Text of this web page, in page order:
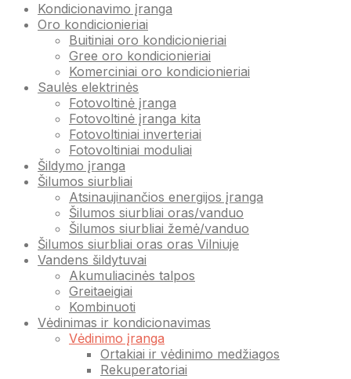
Kondicionavimo įranga
Oro kondicionieriai
Buitiniai oro kondicionieriai
Gree oro kondicionieriai
Komerciniai oro kondicionieriai
Saulės elektrinės
Fotovoltinė įranga
Fotovoltinė įranga kita
Fotovoltiniai inverteriai
Fotovoltiniai moduliai
Šildymo įranga
Šilumos siurbliai
Atsinaujinančios energijos įranga
Šilumos siurbliai oras/vanduo
Šilumos siurbliai žemė/vanduo
Šilumos siurbliai oras oras Vilniuje
Vandens šildytuvai
Akumuliacinės talpos
Greitaeigiai
Kombinuoti
Vėdinimas ir kondicionavimas
Vėdinimo įranga
Ortakiai ir vėdinimo medžiagos
Rekuperatoriai